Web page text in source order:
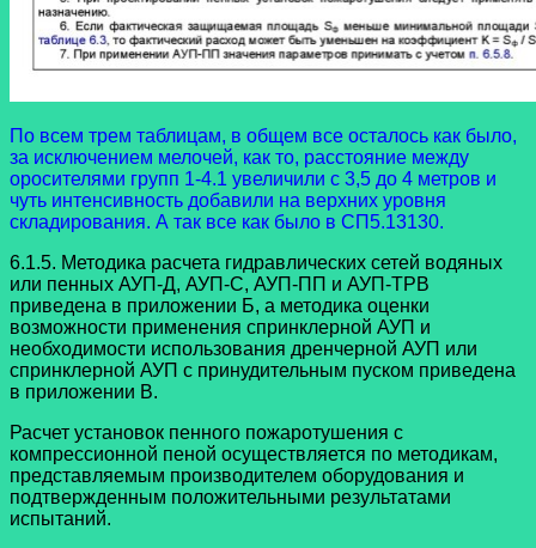
По всем трем таблицам, в общем все осталось как было,
за исключением мелочей, как то, расстояние между
оросителями групп 1-4.1 увеличили с 3,5 до 4 метров и
чуть интенсивность добавили на верхних уровня
складирования. А так все как было в СП5.13130.
6.1.5. Методика расчета гидравлических сетей водяных
или пенных АУП-Д, АУП-С, АУП-ПП и АУП-ТРВ
приведена в приложении Б, а методика оценки
возможности применения спринклерной АУП и
необходимости использования дренчерной АУП или
спринклерной АУП с принудительным пуском приведена
в приложении В.
Расчет установок пенного пожаротушения с
компрессионной пеной осуществляется по методикам,
представляемым производителем оборудования и
подтвержденным положительными результатами
испытаний.